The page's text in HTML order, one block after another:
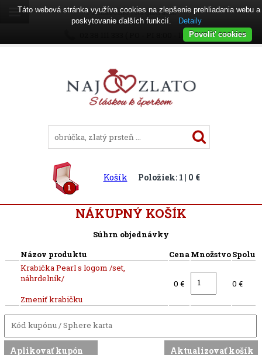
Prihlásenie|Registrácia
02 38 111 333 ( PO - PI 8:00 - 16:00 )
1
Košík Položiek: 1 | 0 €
NÁKUPNÝ KOŠÍK
Súhrn objednávky
Názov produktu
CenaMnožstvoSpolu
Krabička Pearl s logom /set,
náhrdelník/
Zmeniť krabičku
0 € 0 €
Táto webová stránka využíva cookies na zlepšenie prehliadania webu a
poskytovanie ďalších funkcií.
Detaily
Povoliť cookies